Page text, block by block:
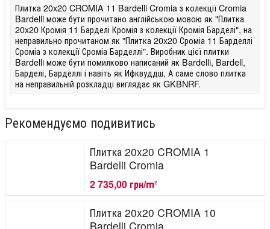
Плитка 20x20 CROMIA 11 Bardelli Cromia з колекції Cromia
Bardelli може бути прочитано англійською мовою як "Плитка
20x20 Кромія 11 Барделі Кромія з колекції Кромія Барделі", на
неправильно прочитаном як "Плитка 20x20 Сроміа 11 Барделлі
Сроміа з колекції Сроміа Барделлі". Виробник цієї плитки
Bardelli може бути помилково написаний як Bardelli, Bardell,
Барделі, Барделлі і навіть як Ифквуддш, А саме слово плитка
на неправильній розкладці виглядає як GKBNRF.
Рекомендуємо подивитись
Плитка 20x20 CROMIA 1
Bardelli Cromia
2 735,00 грн/m2
Плитка 20x20 CROMIA 10
Bardelli Cromia